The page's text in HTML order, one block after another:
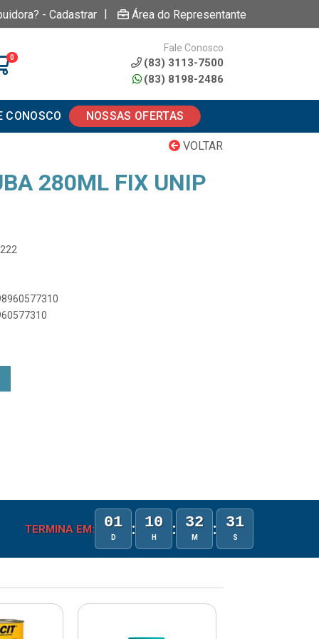
- Cadastrar | Área do Representante
0
Fale Conosco
(83) 3113-7500
(83) 8198-2486
CONOSCO NOSSAS OFERTAS
VOLTAR
280ML FIX UNIP
TERMINA EM: 01
D : 10
H : 32
M : 30
S